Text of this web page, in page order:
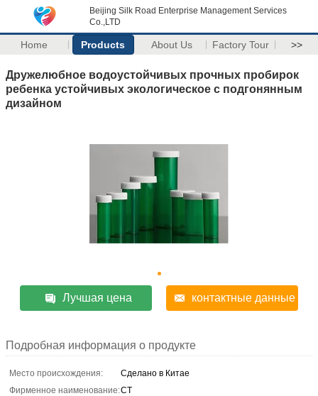
Beijing Silk Road Enterprise Management Services
Co.,LTD
Home Products About Us Factory Tour >>
Дружелюбное водоустойчивых прочных пробирок
ребенка устойчивых экологическое с подгонянным
дизайном
Лучшая цена контактные данные
Подробная информация о продукте
Место происхождения:
Сделано в Китае
Фирменное наименование:CT